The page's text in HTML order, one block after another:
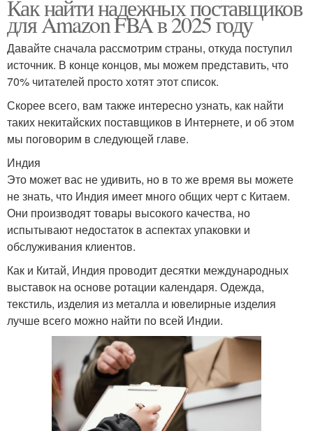
Как найти надежных поставщиков
для Amazon FBA в 2025 году
Давайте сначала рассмотрим страны, откуда поступил
источник. В конце концов, мы можем представить, что
70% читателей просто хотят этот список.
Скорее всего, вам также интересно узнать, как найти
таких некитайских поставщиков в Интернете, и об этом
мы поговорим в следующей главе.
Индия
Это может вас не удивить, но в то же время вы можете
не знать, что Индия имеет много общих черт с Китаем.
Они производят товары высокого качества, но
испытывают недостаток в аспектах упаковки и
обслуживания клиентов.
Как и Китай, Индия проводит десятки международных
выставок на основе ротации календаря. Одежда,
текстиль, изделия из металла и ювелирные изделия
лучше всего можно найти по всей Индии.